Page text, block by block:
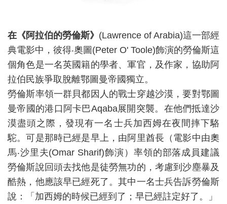
在《阿拉伯的勞倫斯》 (Lawrence of Arabia)這一部經
典電影中，彼得‧奧圖(Peter O' Toole)飾演的勞倫斯這
個角色是一名英國籍的學者、軍官，及作家，協助阿
拉伯民族爭取脫離鄂圖曼帝國獨立。
勞倫斯率領一群貝都因人的戰士穿越沙漠，要對鄂圖
曼帝國的港口阿卡巴Aqaba展開突襲。在他們抵達沙
漠盡頭之際，發現有一名士兵加西姆在夜間摔下駱
駝。可是那時已經是早上，由阿里酋長（電影中由奧
馬‧沙里夫(Omar Sharif)飾演）率領的部落成員建議
勞倫斯說回頭去找他是徒勞無功的，考慮到沙塵暴及
酷熱，他應該早已經死了。其中一名士兵告訴勞倫斯
說：「加西姆的時候已經到了；早已經註定好了。」